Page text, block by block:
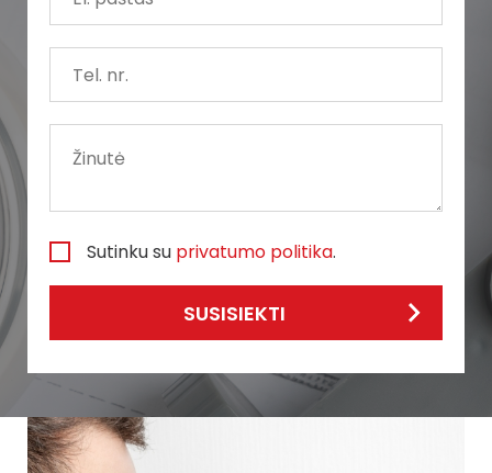
Sutinku su privatumo politika.
SUSISIEKTI